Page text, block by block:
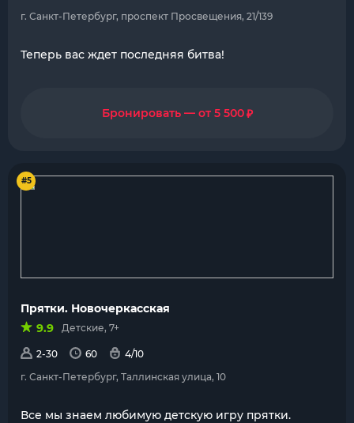
г. Санкт-Петербург, проспект Просвещения, 21/139
Теперь вас ждет последняя битва!
Бронировать — от 5 500₽
#5
Прятки. Новочеркасская
9.9
Детские, 7+
2-30 60
4/10
г. Санкт-Петербург, Таллинская улица, 10
Все мы знаем любимую детскую игру прятки.